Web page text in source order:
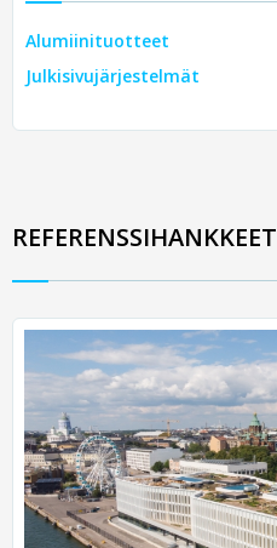
Alumiinituotteet
Julkisivujärjestelmät
REFERENSSIHANKKEET